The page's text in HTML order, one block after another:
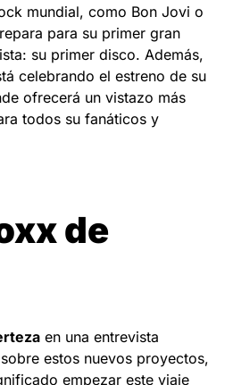
mundial, como Bon Jovi o
para su primer gran
su primer disco. Además,
celebrando el estreno de su
ofrecerá un vistazo más
todos su fanáticos y
de
en una entrevista
estos nuevos proyectos,
empezar este viaje